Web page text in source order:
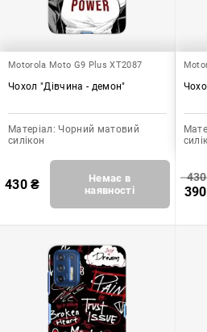
Motorola Moto G9 Plus XT2087
Чохол "Дівчина - демон"
Матеріал: Чорний матовий
силікон
430₴
Немає в
наявності
390